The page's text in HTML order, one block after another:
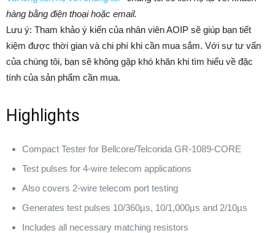
hàng bằng điện thoại hoặc email.
Lưu ý: Tham khảo ý kiến của nhân viên AOIP sẽ giúp bạn tiết
kiệm được thời gian và chi phí khi cần mua sắm. ​​Với sự tư vấn
của chúng tôi, bạn sẽ không gặp khó khăn khi tìm hiểu về đặc
tính của sản phẩm cần mua.
Highlights
Compact Tester for Bellcore/Telcorida GR-1089-CORE
Test pulses for 4-wire telecom applications
Also covers 2-wire telecom port testing
Generates test pulses 10/360µs, 10/1,000µs and 2/10µs
Includes all necessary matching resistors